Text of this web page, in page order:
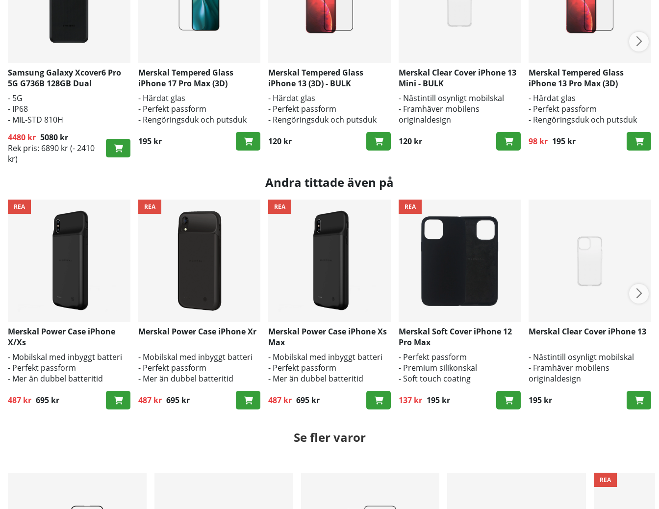
Samsung Galaxy Xcover6 Pro
5G G736B 128GB Dual
- 5G
- IP68
- MIL-STD 810H
4480 kr 5080 kr
Rek pris: 6890 kr(- 2410
kr)
Ordinarie pris:
Merskal Tempered Glass
iPhone 17 Pro Max (3D)
- Härdat glas
- Perfekt passform
- Rengöringsduk och putsduk
195 kr
Merskal Tempered Glass
iPhone 13 (3D) - BULK
- Härdat glas
- Perfekt passform
- Rengöringsduk och putsduk
120 kr
Merskal Clear Cover iPhone 13
Mini - BULK
- Nästintill osynligt mobilskal
- Framhäver mobilens
originaldesign
- Bra skydd mot smuts och repor
120 kr
Merskal Tempered Glass
iPhone 13 Pro Max (3D)
- Härdat glas
- Perfekt passform
- Rengöringsduk och putsduk
98 kr 195 kr
Ordinarie pris:
Andra tittade även på
REA
Merskal Power Case iPhone
X/Xs
- Mobilskal med inbyggt batteri
- Perfekt passform
- Mer än dubbel batteritid
487 kr 695 kr
Ordinarie pris:
REA
Merskal Power Case iPhone Xr
- Mobilskal med inbyggt batteri
- Perfekt passform
- Mer än dubbel batteritid
487 kr 695 kr
Ordinarie pris:
REA
Merskal Power Case iPhone Xs
Max
- Mobilskal med inbyggt batteri
- Perfekt passform
- Mer än dubbel batteritid
487 kr 695 kr
Ordinarie pris:
REA
Merskal Soft Cover iPhone 12
Pro Max
- Perfekt passform
- Premium silikonskal
- Soft touch coating
137 kr 195 kr
Ordinarie pris:
Merskal Clear Cover iPhone 13
- Nästintill osynligt mobilskal
- Framhäver mobilens
originaldesign
- Bra skydd mot smuts och repor
195 kr
Se fler varor
REA